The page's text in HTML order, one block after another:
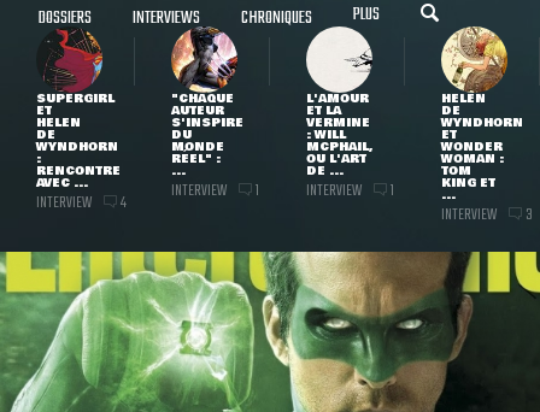
DOSSIERS INTERVIEWS CHRONIQUES PLUS
SUPERGIRL
ET
HELEN
DE
WYNDHORN
:
RENCONTRE
AVEC ...
INTERVIEW 4
"CHAQUE
AUTEUR
S'INSPIRE
DU
MONDE
RÉEL" :
...
INTERVIEW 1
L'AMOUR
ET LA
VERMINE
: WILL
MCPHAIL,
OU L'ART
DE ...
INTERVIEW 1
HELEN
DE
WYNDHORN
ET
WONDER
WOMAN :
TOM
KING ET
...
INTERVIEW 3